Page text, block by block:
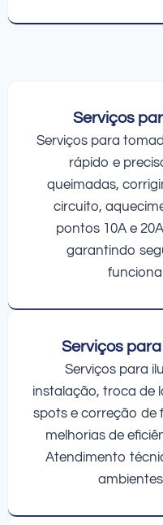
Serviços
Serviços para
rápido e
queimadas,
circuito,
pontos 10A e
garantindo
Serviços
Serviços para
instalação, troca de
spots e correção de
melhorias de
Atendimento